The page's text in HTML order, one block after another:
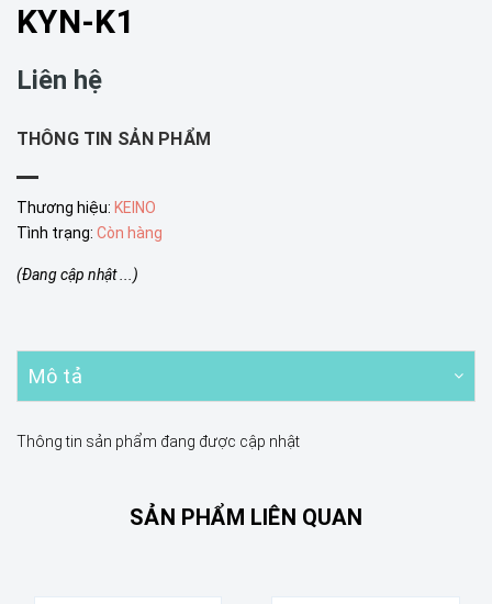
KYN-K1
Liên hệ
THÔNG TIN SẢN PHẨM
Thương hiệu: KEINO
Tình trạng: Còn hàng
(Đang cập nhật ...)
Mô tả
Thông tin sản phẩm đang được cập nhật
SẢN PHẨM LIÊN QUAN